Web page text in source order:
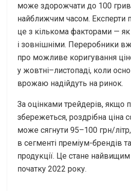
може здорожчати до 100
найближчим часом. Експерти
це з кількома факторами — як
і зовнішніми. Переробники
про можливе коригування
у жовтні–листопаді, коли
врожаю надійдуть на ринок.
За оцінками трейдерів, якщо
збережеться, роздрібна ціна
може сягнути 95–100 грн/
в сегменті преміум-брендів
продукції. Це стане
початку 2022 року.